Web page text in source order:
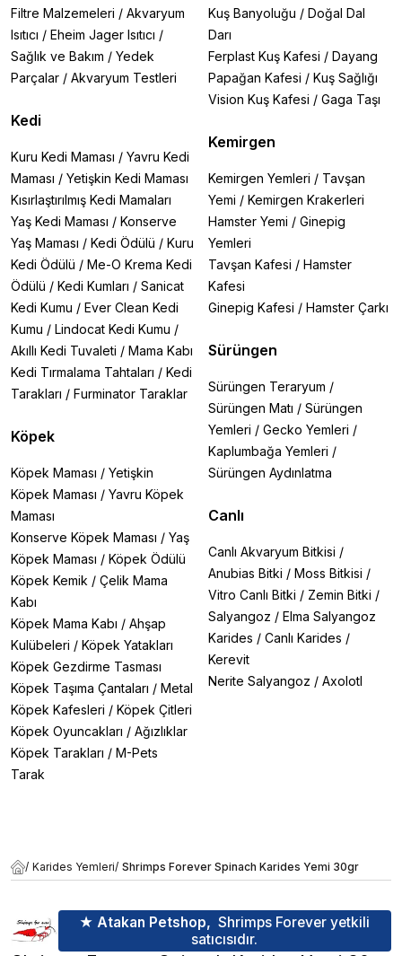
Filtre Malzemeleri / Akvaryum
Isıtıcı / Eheim Jager Isıtıcı /
Sağlık ve Bakım / Yedek
Parçalar / Akvaryum Testleri
Kedi
Kuru Kedi Maması / Yavru Kedi
Maması / Yetişkin Kedi Maması
Kısırlaştırılmış Kedi Mamaları
Yaş Kedi Maması / Konserve
Yaş Maması / Kedi Ödülü / Kuru
Kedi Ödülü / Me-O Krema Kedi
Ödülü / Kedi Kumları / Sanicat
Kedi Kumu / Ever Clean Kedi
Kumu / Lindocat Kedi Kumu /
Akıllı Kedi Tuvaleti / Mama Kabı
Kedi Tırmalama Tahtaları / Kedi
Tarakları / Furminator Taraklar
Köpek
Köpek Maması / Yetişkin
Köpek Maması / Yavru Köpek
Maması
Konserve Köpek Maması / Yaş
Köpek Maması / Köpek Ödülü
Köpek Kemik / Çelik Mama
Kabı
Köpek Mama Kabı / Ahşap
Kulübeleri / Köpek Yatakları
Köpek Gezdirme Tasması
Köpek Taşıma Çantaları / Metal
Köpek Kafesleri / Köpek Çitleri
Köpek Oyuncakları / Ağızlıklar
Köpek Tarakları / M-Pets
Tarak
Kuş Banyoluğu / Doğal Dal
Darı
Ferplast Kuş Kafesi / Dayang
Papağan Kafesi / Kuş Sağlığı
Vision Kuş Kafesi / Gaga Taşı
Kemirgen
Kemirgen Yemleri / Tavşan
Yemi / Kemirgen Krakerleri
Hamster Yemi / Ginepig
Yemleri
Tavşan Kafesi / Hamster
Kafesi
Ginepig Kafesi / Hamster Çarkı
Sürüngen
Sürüngen Teraryum /
Sürüngen Matı / Sürüngen
Yemleri / Gecko Yemleri /
Kaplumbağa Yemleri /
Sürüngen Aydınlatma
Canlı
Canlı Akvaryum Bitkisi /
Anubias Bitki / Moss Bitkisi /
Vitro Canlı Bitki / Zemin Bitki /
Salyangoz / Elma Salyangoz
Karides / Canlı Karides /
Kerevit
Nerite Salyangoz / Axolotl
/ Karides Yemleri/ Shrimps Forever Spinach Karides Yemi 30gr
★ Atakan Petshop, Shrimps Forever yetkili
satıcısıdır.